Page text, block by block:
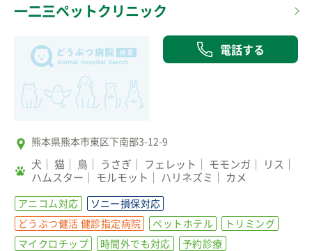
一二三ペットクリニック
電話する
熊本県熊本市東区下南部3-12-9
犬 猫 鳥 うさぎ フェレット モモンガ
リス
ハムスター
モルモット ハリネズミ カメ
アニコム対応
ソニー損保対応
どうぶつ健活 健診指定病院
ペットホテル
トリミング
マイクロチップ
時間外でも対応
予約診療